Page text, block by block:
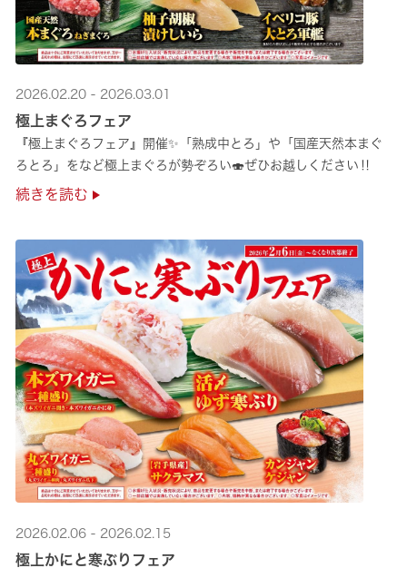
2026.02.20 - 2026.03.01
極上まぐろフェア
『極上まぐろフェア』開催✨「熟成中とろ」や「国産天然本まぐ
ろとろ」をなど極上まぐろが勢ぞろい🍣ぜひお越しください‼
続きを読む
2026.02.06 - 2026.02.15
極上かにと寒ぶりフェア